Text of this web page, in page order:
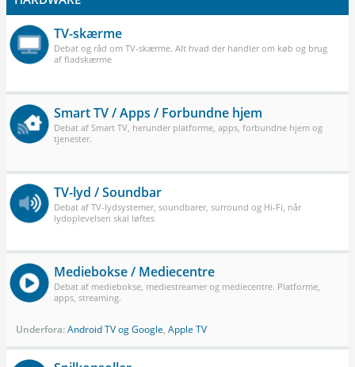
TV-skærme
Debat og råd om TV-skærme. Alt hvad der handler om køb og brug
af fladskærme
Smart TV / Apps / Forbundne hjem
Debat af Smart TV, herunder platforme, apps, forbundne hjem og
tjenester.
TV-lyd / Soundbar
Debat af TV-lydsystemer, soundbarer, surround og Hi-Fi, når
lydoplevelsen skal løftes
Mediebokse / Mediecentre
Debat af mediebokse, mediestreamer og mediecentre. Platforme,
apps, streaming.
Underfora:Android TV og Google, Apple TV